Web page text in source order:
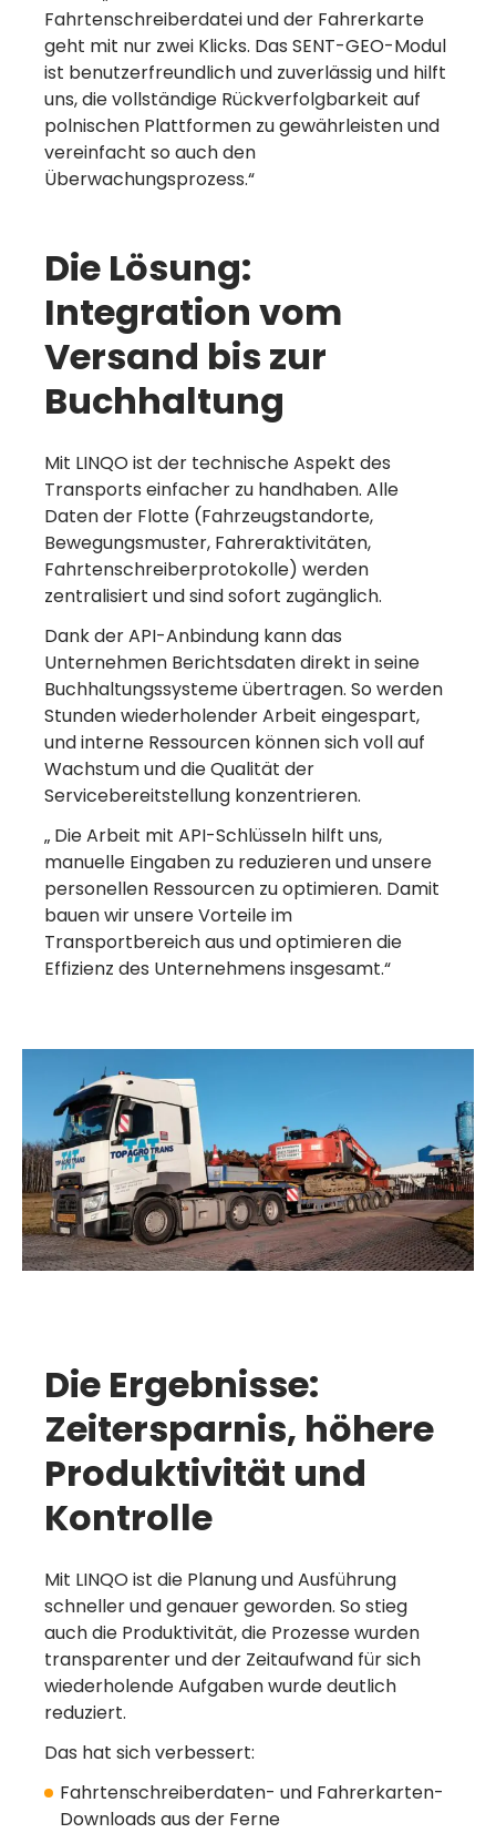
Fahrtenschreiberdatei und der Fahrerkarte
geht mit nur zwei Klicks. Das SENT-GEO-Modul
ist benutzerfreundlich und zuverlässig und hilft
uns, die vollständige Rückverfolgbarkeit auf
polnischen Plattformen zu gewährleisten und
vereinfacht so auch den
Überwachungsprozess.“
Die Lösung:
Integration vom
Versand bis zur
Buchhaltung
Mit LINQO ist der technische Aspekt des
Transports einfacher zu handhaben. Alle
Daten der Flotte (Fahrzeugstandorte,
Bewegungsmuster, Fahreraktivitäten,
Fahrtenschreiberprotokolle) werden
zentralisiert und sind sofort zugänglich.
Dank der API-Anbindung kann das
Unternehmen Berichtsdaten direkt in seine
Buchhaltungssysteme übertragen. So werden
Stunden wiederholender Arbeit eingespart,
und interne Ressourcen können sich voll auf
Wachstum und die Qualität der
Servicebereitstellung konzentrieren.
„ Die Arbeit mit API-Schlüsseln hilft uns,
manuelle Eingaben zu reduzieren und unsere
personellen Ressourcen zu optimieren. Damit
bauen wir unsere Vorteile im
Transportbereich aus und optimieren die
Effizienz des Unternehmens insgesamt.“
Die Ergebnisse:
Zeitersparnis, höhere
Produktivität und
Kontrolle
Mit LINQO ist die Planung und Ausführung
schneller und genauer geworden. So stieg
auch die Produktivität, die Prozesse wurden
transparenter und der Zeitaufwand für sich
wiederholende Aufgaben wurde deutlich
reduziert.
Das hat sich verbessert:
Fahrtenschreiberdaten- und Fahrerkarten-
Downloads aus der Ferne